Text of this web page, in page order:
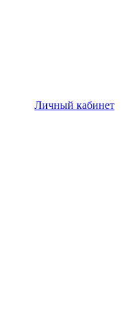
Личный кабинет